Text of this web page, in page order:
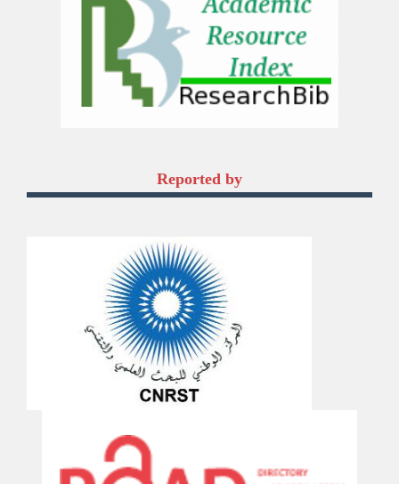
Reported by